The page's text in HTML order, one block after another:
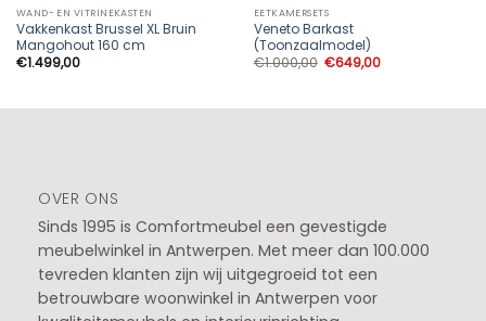
WAND- EN VITRINEKASTEN
Vakkenkast Brussel XL Bruin
Mangohout 160 cm
€1.499,00
EETKAMERSETS
Veneto Barkast
(Toonzaalmodel)
€1.000,00 Oorspronkelijke
prijs
€649,00Huidige
OVER ONS
Sinds 1995 is Comfortmeubel een gevestigde
meubelwinkel in Antwerpen. Met meer dan 100.000
tevreden klanten zijn wij uitgegroeid tot een
betrouwbare woonwinkel in Antwerpen voor